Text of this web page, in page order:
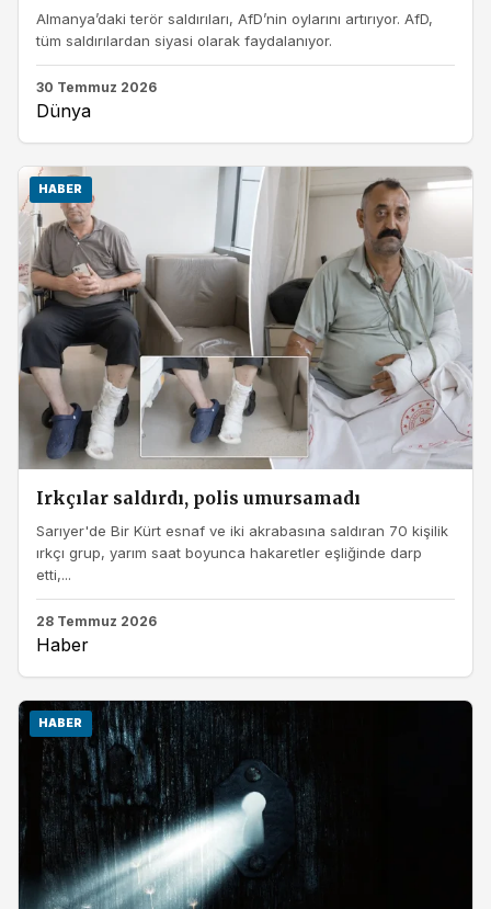
Almanya’daki terör saldırıları, AfD’nin oylarını artırıyor. AfD,
tüm saldırılardan siyasi olarak faydalanıyor.
30 Temmuz 2026
Dünya
HABER
Irkçılar saldırdı, polis umursamadı
Sarıyer'de Bir Kürt esnaf ve iki akrabasına saldıran 70 kişilik
ırkçı grup, yarım saat boyunca hakaretler eşliğinde darp
etti,...
28 Temmuz 2026
Haber
HABER